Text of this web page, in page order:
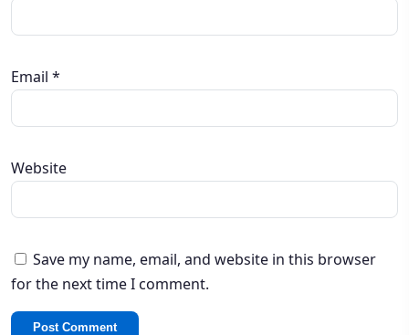
Email *
Website
Save my name, email, and website in this browser
for the next time I comment.